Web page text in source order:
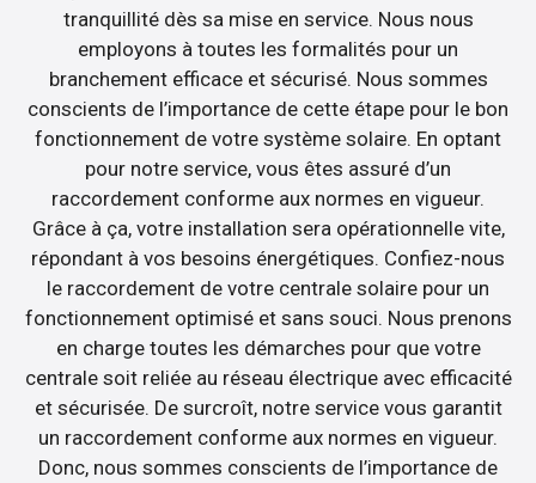
tranquillité dès sa mise en service. Nous nous
employons à toutes les formalités pour un
branchement efficace et sécurisé. Nous sommes
conscients de l’importance de cette étape pour le bon
fonctionnement de votre système solaire. En optant
pour notre service, vous êtes assuré d’un
raccordement conforme aux normes en vigueur.
Grâce à ça, votre installation sera opérationnelle vite,
répondant à vos besoins énergétiques. Confiez-nous
le raccordement de votre centrale solaire pour un
fonctionnement optimisé et sans souci. Nous prenons
en charge toutes les démarches pour que votre
centrale soit reliée au réseau électrique avec efficacité
et sécurisée. De surcroît, notre service vous garantit
un raccordement conforme aux normes en vigueur.
Donc, nous sommes conscients de l’importance de